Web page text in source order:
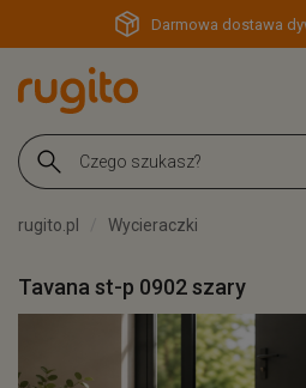
Darmowa dostawa
rugito.pl Wycieraczki
Tavana st-p 0902 szary